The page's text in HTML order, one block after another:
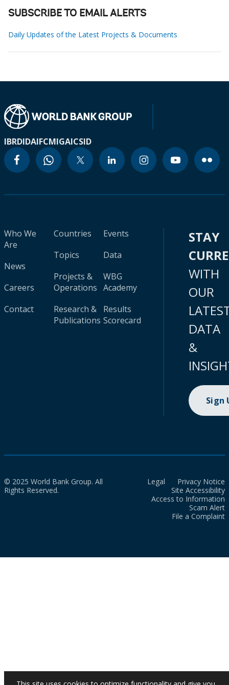
SUBSCRIBE TO EMAIL ALERTS
Daily Updates of the Latest Projects & Documents
IBRDIDAIFCMIGAICSID
Who We
Are
News
Careers
Contact
Countries
Topics
Projects &
Operations
Research &
Publications
Events
Data
WBG
Academy
Results
Scorecard
STAY
WITH
OUR
DATA
&
Sign
© 2025 World Bank Group. All
Rights Reserved.
Legal
Privacy Notice
Site Accessibility
Access to Information
Scam Alert
File a Complaint